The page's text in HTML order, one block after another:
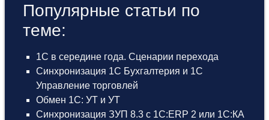
Популярные статьи по
теме:
1С в середине года. Сценарии перехода
Синхронизация 1С Бухгалтерия и 1С
Управление торговлей
Обмен 1С: УТ и УТ
Синхронизация ЗУП 8.3 с 1С:ERP 2 или 1С:КА